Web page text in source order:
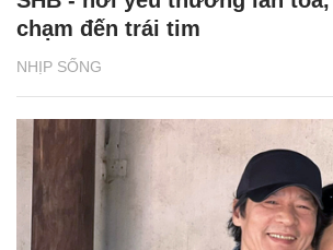
NHỊP SỐNG
chạm đến trái tim